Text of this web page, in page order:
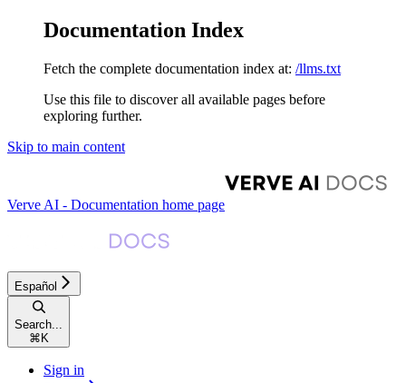
Documentation Index
Fetch the complete documentation index at: /llms.txt
Use this file to discover all available pages before
exploring further.
Skip to main content
Verve AI - Documentation home page
Español
Search...
⌘ K
Sign in